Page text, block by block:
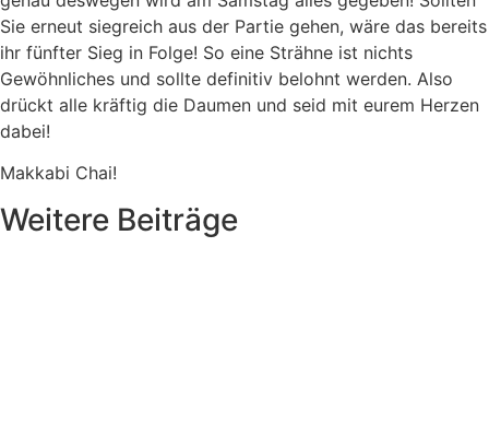
Sie erneut siegreich aus der Partie gehen, wäre das bereits
ihr fünfter Sieg in Folge! So eine Strähne ist nichts
Gewöhnliches und sollte definitiv belohnt werden. Also
drückt alle kräftig die Daumen und seid mit eurem Herzen
dabei!
Makkabi Chai!
Weitere Beiträge